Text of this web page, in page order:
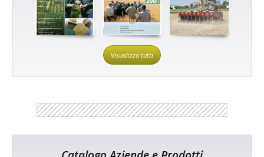
Visualizza tutti